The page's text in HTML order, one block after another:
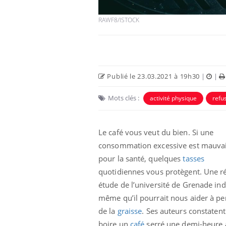
RAWF8/ISTOCK
Publié le 23.03.2021 à 19h30 | |
Mots clés : activité physique
Le café vous veut du bien. Si une
consommation excessive est
pour la santé, quelquestasses
quotidiennes vous protègent. Une
étude de l’université de Grenade
même qu’il pourrait nous aider à
de la graisse. Ses auteurs
boire un café serré une demi-heure
Eczéma Chronique des Mains :
expliquer ma maladieYoutube
d'autres non ! D'un côté, poser des
questions sur la maladie d'un proche c'est